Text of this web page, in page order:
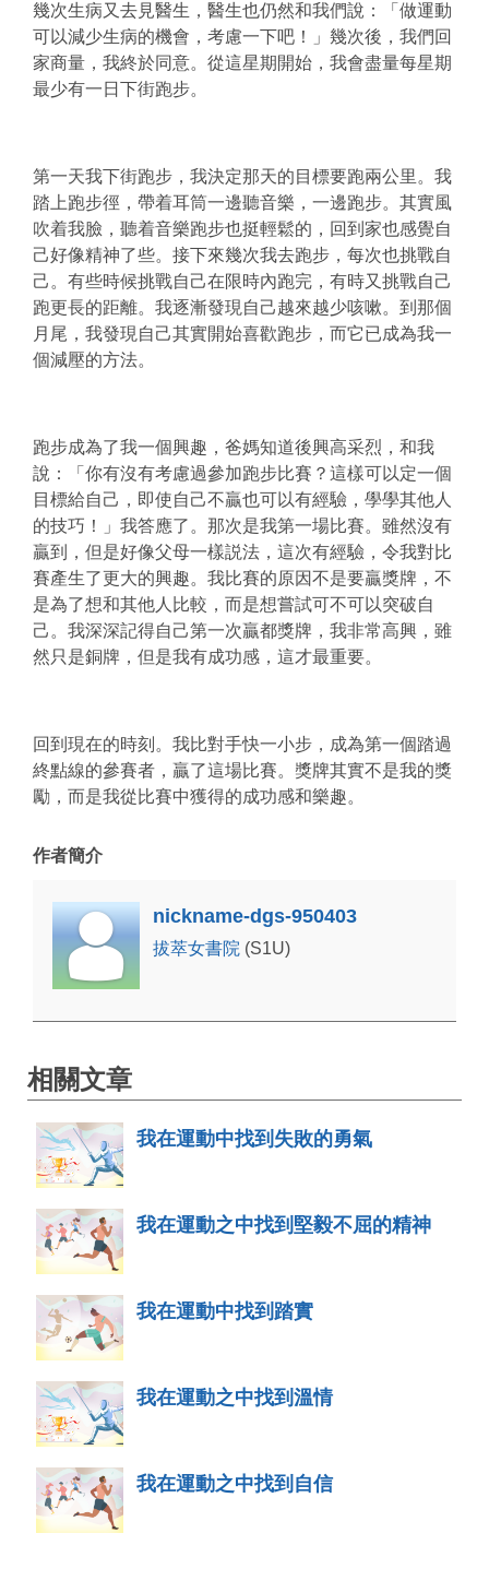
幾次生病又去見醫生，醫生也仍然和我們說：「做運動
可以減少生病的機會，考慮一下吧！」幾次後，我們回
家商量，我終於同意。從這星期開始，我會盡量每星期
最少有一日下街跑步。
第一天我下街跑步，我決定那天的目標要跑兩公里。我
踏上跑步徑，帶着耳筒一邊聽音樂，一邊跑步。其實風
吹着我臉，聽着音樂跑步也挺輕鬆的，回到家也感覺自
己好像精神了些。接下來幾次我去跑步，每次也挑戰自
己。有些時候挑戰自己在限時內跑完，有時又挑戰自己
跑更長的距離。我逐漸發現自己越來越少咳嗽。到那個
月尾，我發現自己其實開始喜歡跑步，而它已成為我一
個減壓的方法。
跑步成為了我一個興趣，爸媽知道後興高采烈，和我
說：「你有沒有考慮過參加跑步比賽？這樣可以定一個
目標給自己，即使自己不贏也可以有經驗，學學其他人
的技巧！」我答應了。那次是我第一場比賽。雖然沒有
贏到，但是好像父母一樣説法，這次有經驗，令我對比
賽產生了更大的興趣。我比賽的原因不是要贏獎牌，不
是為了想和其他人比較，而是想嘗試可不可以突破自
己。我深深記得自己第一次贏都獎牌，我非常高興，雖
然只是銅牌，但是我有成功感，這才最重要。
回到現在的時刻。我比對手快一小步，成為第一個踏過
終點線的參賽者，贏了這場比賽。獎牌其實不是我的獎
勵，而是我從比賽中獲得的成功感和樂趣。
作者簡介
nickname-dgs-950403
拔萃女書院 (S1U)
相關文章
我在運動中找到失敗的勇氣
我在運動之中找到堅毅不屈的精神
我在運動中找到踏實
我在運動之中找到溫情
我在運動之中找到自信